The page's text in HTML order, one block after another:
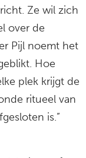
Ze wil zich
over de
Pijl noemt het
Hoe
plek krijgt de
ritueel van
is.”